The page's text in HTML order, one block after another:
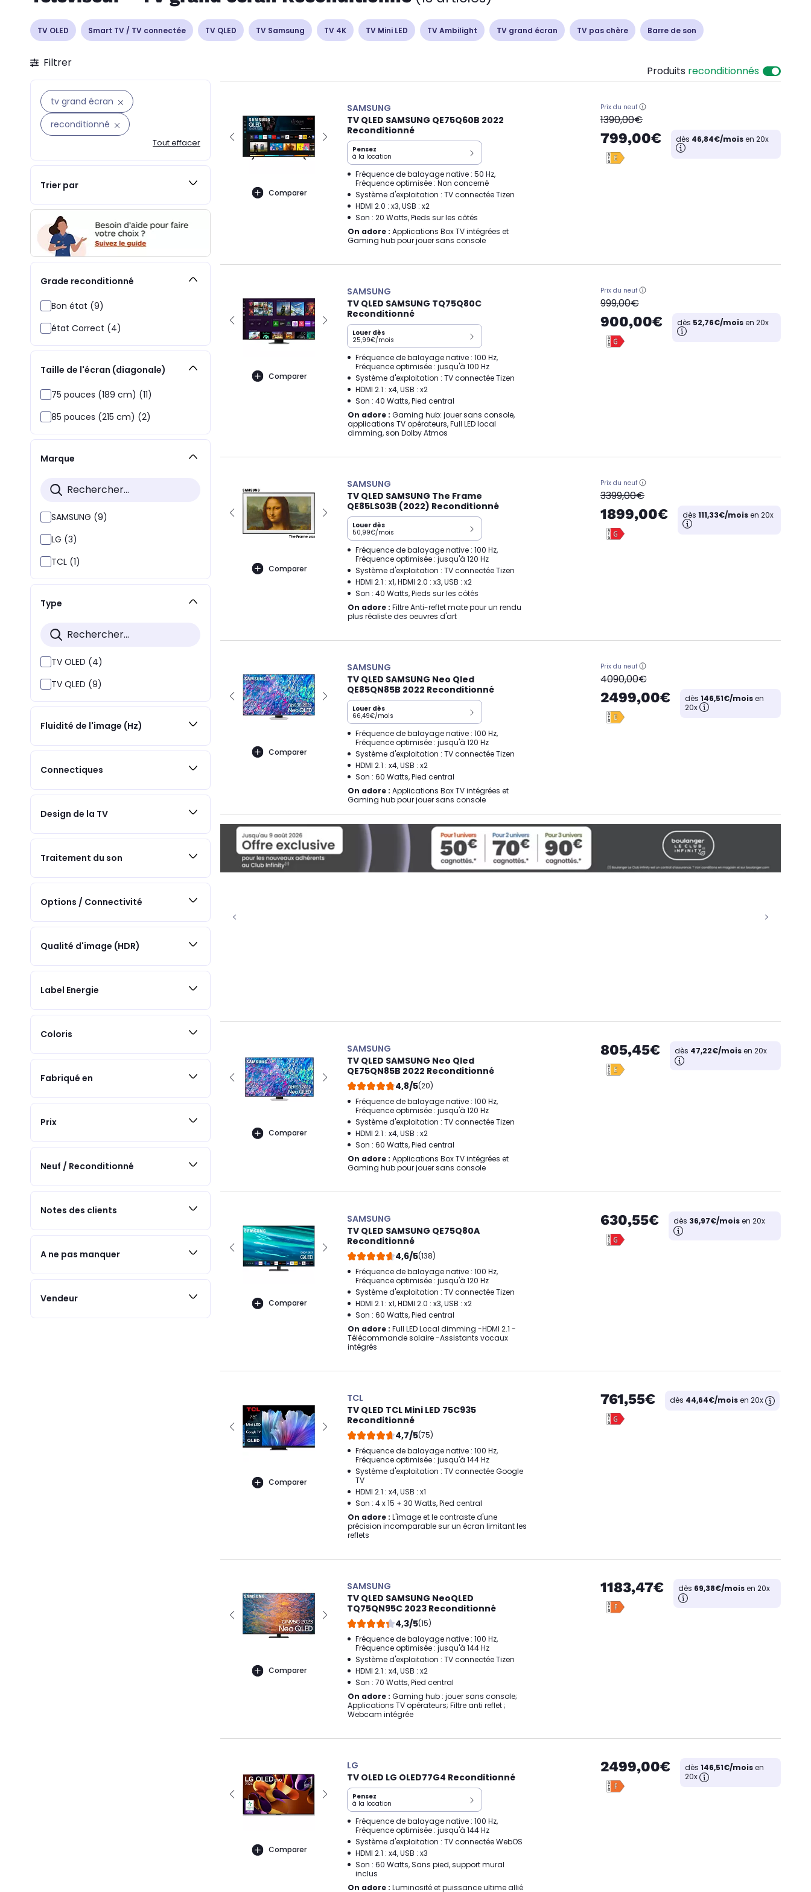
TV OLED Smart TV / TV connectée TV QLED TV Samsung TV 4K TV Mini LED TV Ambilight TV grand écran TV pas chère Barre de son
Filtrer
tv grand écran
reconditionné
Tout effacer
Trier par
Grade reconditionné
Bon état (9)
état Correct (4)
Taille de l'écran (diagonale)
75 pouces (189 cm) (11)
85 pouces (215 cm) (2)
Marque
SAMSUNG (9)
LG (3)
TCL (1)
Type
TV OLED (4)
TV QLED (9)
Fluidité de l'image (Hz)
Connectiques
Design de la TV
Traitement du son
Options / Connectivité
Qualité d'image (HDR)
Label Energie
Coloris
Fabriqué en
Prix
Neuf / Reconditionné
Notes des clients
A ne pas manquer
Vendeur
Produits reconditionnés
Comparer
SAMSUNG
TV QLED SAMSUNG QE75Q60B 2022
Reconditionné
Pensez
à la location
Fréquence de balayage native : 50 Hz,
Fréquence optimisée : Non concerné
Système d'exploitation : TV connectée Tizen
HDMI 2.0 : x3, USB : x2
Son : 20 Watts, Pieds sur les côtés
On adore : Applications Box TV intégrées et
Gaming hub pour jouer sans console
Prix du neuf
oldPrice
1390,00€
799,00€ dès 46,84€/moisen 20x
Comparer
SAMSUNG
TV QLED SAMSUNG TQ75Q80C
Reconditionné
Louer dès
25,99€/mois
Fréquence de balayage native : 100 Hz,
Fréquence optimisée : jusqu'à 100 Hz
Système d'exploitation : TV connectée Tizen
HDMI 2.1 : x4, USB : x2
Son : 40 Watts, Pied central
On adore : Gaming hub: jouer sans console,
applications TV opérateurs, Full LED local
dimming, son Dolby Atmos
Prix du neuf
oldPrice
999,00€
900,00€ dès 52,76€/moisen 20x
Comparer
SAMSUNG
TV QLED SAMSUNG The Frame
QE85LS03B (2022) Reconditionné
Louer dès
50,99€/mois
Fréquence de balayage native : 100 Hz,
Fréquence optimisée : jusqu'à 120 Hz
Système d'exploitation : TV connectée Tizen
HDMI 2.1 : x1, HDMI 2.0 : x3, USB : x2
Son : 40 Watts, Pieds sur les côtés
On adore : Filtre Anti-reflet mate pour un rendu
plus réaliste des oeuvres d'art
Prix du neuf
oldPrice
3399,00€
1899,00€ dès 111,33€/moisen 20x
Comparer
SAMSUNG
TV QLED SAMSUNG Neo Qled
QE85QN85B 2022 Reconditionné
Louer dès
66,49€/mois
Fréquence de balayage native : 100 Hz,
Fréquence optimisée : jusqu'à 120 Hz
Système d'exploitation : TV connectée Tizen
HDMI 2.1 : x4, USB : x2
Son : 60 Watts, Pied central
On adore : Applications Box TV intégrées et
Gaming hub pour jouer sans console
Prix du neuf
oldPrice
4090,00€
2499,00€ dès 146,51€/moisen
20x
Comparer
SAMSUNG
TV QLED SAMSUNG Neo Qled
QE75QN85B 2022 Reconditionné
4,8/5(20)
Fréquence de balayage native : 100 Hz,
Fréquence optimisée : jusqu'à 120 Hz
Système d'exploitation : TV connectée Tizen
HDMI 2.1 : x4, USB : x2
Son : 60 Watts, Pied central
On adore : Applications Box TV intégrées et
Gaming hub pour jouer sans console
805,45€ dès 47,22€/moisen 20x
Comparer
SAMSUNG
TV QLED SAMSUNG QE75Q80A
Reconditionné
4,6/5(138)
Fréquence de balayage native : 100 Hz,
Fréquence optimisée : jusqu'à 120 Hz
Système d'exploitation : TV connectée Tizen
HDMI 2.1 : x1, HDMI 2.0 : x3, USB : x2
Son : 60 Watts, Pied central
On adore : Full LED Local dimming -HDMI 2.1 -
Télécommande solaire -Assistants vocaux
intégrés
630,55€ dès 36,97€/moisen 20x
Comparer
TCL
TV QLED TCL Mini LED 75C935
Reconditionné
4,7/5(75)
Fréquence de balayage native : 100 Hz,
Fréquence optimisée : jusqu'à 144 Hz
Système d'exploitation : TV connectée Google
TV
HDMI 2.1 : x4, USB : x1
Son : 4 x 15 + 30 Watts, Pied central
On adore : L'image et le contraste d'une
précision incomparable sur un écran limitant les
reflets
761,55€ dès 44,64€/moisen 20x
Comparer
SAMSUNG
TV QLED SAMSUNG NeoQLED
TQ75QN95C 2023 Reconditionné
4,3/5(15)
Fréquence de balayage native : 100 Hz,
Fréquence optimisée : jusqu'à 144 Hz
Système d'exploitation : TV connectée Tizen
HDMI 2.1 : x4, USB : x2
Son : 70 Watts, Pied central
On adore : Gaming hub : jouer sans console;
Applications TV opérateurs; Filtre anti reflet ;
Webcam intégrée
1183,47€ dès 69,38€/moisen 20x
Comparer
LG
TV OLED LG OLED77G4 Reconditionné
Pensez
à la location
Fréquence de balayage native : 100 Hz,
Fréquence optimisée : jusqu'à 144 Hz
Système d'exploitation : TV connectée WebOS
HDMI 2.1 : x4, USB : x3
Son : 60 Watts, Sans pied, support mural
inclus
On adore : Luminosité et puissance ultime allié
2499,00€ dès 146,51€/moisen
20x